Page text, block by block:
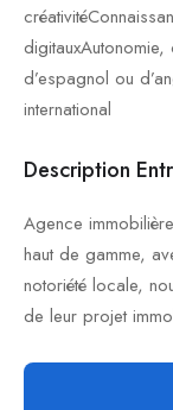
digitauxAutonomie,
d’espagnol ou
international
Description
Agence
haut de gamme,
notoriété locale,
de leur projet